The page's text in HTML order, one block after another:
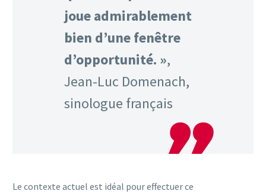
joue admirablement
bien d’une fenêtre
d’opportunité. »,
Jean-Luc Domenach,
sinologue français
Le contexte actuel est idéal pour effectuer ce